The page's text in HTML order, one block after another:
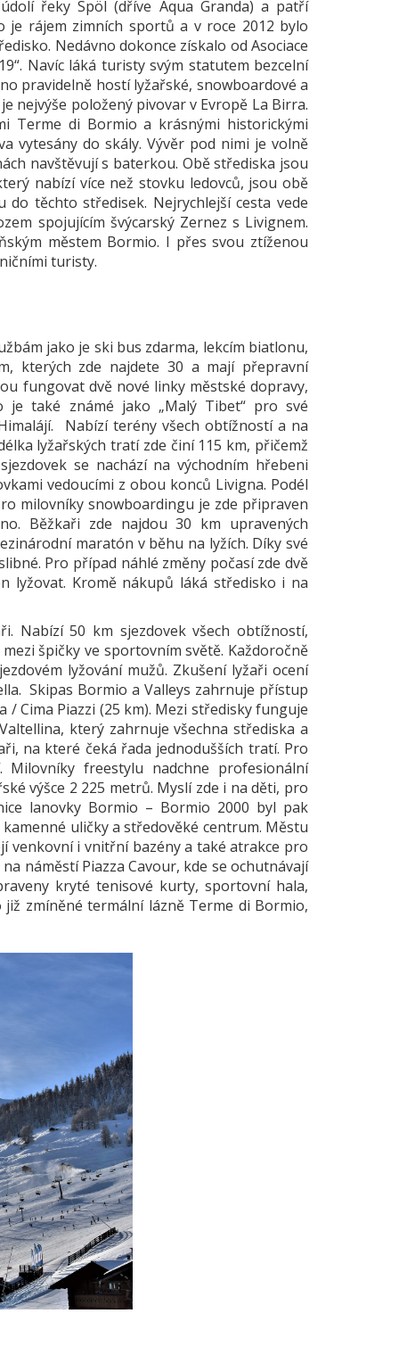
řeky Spöl (dříve Aqua Granda) a patří
je rájem zimních sportů a v roce 2012 bylo
Nedávno dokonce získalo od Asociace
Navíc láká turisty svým statutem bezcelní
pravidelně hostí lyžařské, snowboardové a
nejvýše položený pivovar v Evropě La Birra.
Terme di Bormio a krásnými historickými
vytesány do skály. Vývěr pod nimi je volně
navštěvují s baterkou. Obě střediska jsou
nabízí více než stovku ledovců, jsou obě
do těchto středisek. Nejrychlejší cesta vede
spojujícím švýcarský Zernez s Livignem.
městem Bormio. I přes svou ztíženou
turisty.
jako je ski bus zdarma, lekcím biatlonu,
kterých zde najdete 30 a mají přepravní
fungovat dvě nové linky městské dopravy,
je také známé jako „Malý Tibet“ pro své
Nabízí terény všech obtížností a na
lyžařských tratí zde činí 115 km, přičemž
se nachází na východním hřebeni
vedoucími z obou konců Livigna. Podél
milovníky snowboardingu je zde připraven
Běžkaři zde najdou 30 km upravených
maratón v běhu na lyžích. Díky své
Pro případ náhlé změny počasí zde dvě
lyžovat. Kromě nákupů láká středisko i na
Nabízí 50 km sjezdovek všech obtížností,
špičky ve sportovním světě. Každoročně
lyžování mužů. Zkušení lyžaři ocení
Skipas Bormio a Valleys zahrnuje přístup
Cima Piazzi (25 km). Mezi středisky funguje
který zahrnuje všechna střediska a
na které čeká řada jednodušších tratí. Pro
freestylu nadchne profesionální
výšce 2 225 metrů. Myslí zde i na děti, pro
lanovky Bormio – Bormio 2000 byl pak
uličky a středověké centrum. Městu
venkovní i vnitřní bazény a také atrakce pro
náměstí Piazza Cavour, kde se ochutnávají
kryté tenisové kurty, sportovní hala,
zmíněné termální lázně Terme di Bormio,